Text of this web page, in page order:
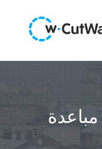
مباعدة DANGHARA -